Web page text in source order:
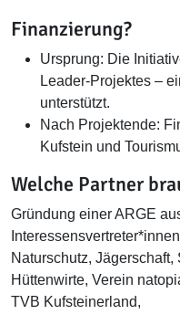
Finanzierung?
Ursprung: Die
Leader-Projektes –
unterstützt.
Nach Projektende:
Kufstein und
Welche Partner
Gründung einer ARGE
Naturschutz,
Hüttenwirte, Verein
TVB Kufsteinerland,